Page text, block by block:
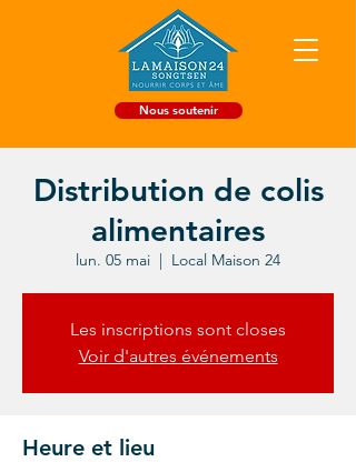
Nous soutenir
Distribution de colis
alimentaires
lun. 05 mai
  |
Local Maison 24
Les inscriptions sont closes
Voir d'autres événements
Heure et lieu